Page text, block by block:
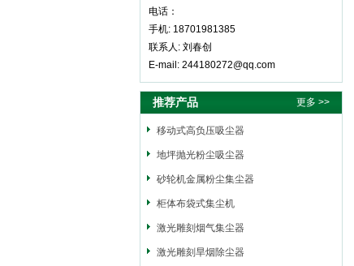
电话：
手机: 18701981385
联系人: 刘春创
E-mail: 244180272@qq.com
推荐产品 更多 >>
移动式高负压吸尘器
地坪抛光粉尘吸尘器
砂轮机金属粉尘集尘器
柜体布袋式集尘机
激光雕刻烟气集尘器
激光雕刻旱烟除尘器